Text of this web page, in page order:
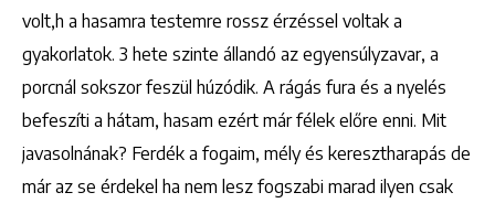
volt,h a hasamra testemre rossz érzéssel voltak a
gyakorlatok. 3 hete szinte állandó az egyensúlyzavar, a
porcnál sokszor feszül húzódik. A rágás fura és a nyelés
befeszíti a hátam, hasam ezért már félek előre enni. Mit
javasolnának? Ferdék a fogaim, mély és keresztharapás de
már az se érdekel ha nem lesz fogszabi marad ilyen csak